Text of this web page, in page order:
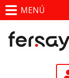
MENÚ